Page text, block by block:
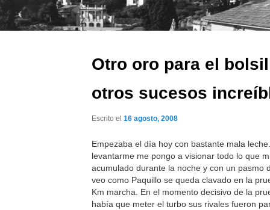
Otro oro para el
otros sucesos
Escrito el16 agosto, 2008
Empezaba el día hoy con bastante mala
levantarme me pongo a visionar todo lo que
acumulado durante la noche y con un pasmo
veo como Paquillo se queda clavado en la
Km marcha. En el momento decisivo de la
había que meter el turbo sus rivales fueron